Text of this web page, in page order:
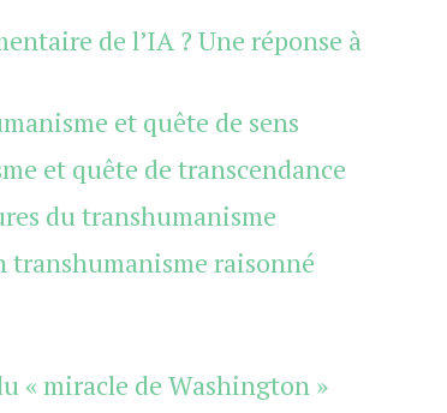
de l’IA ? Une réponse à
et quête de sens
et quête de transcendance
du transhumanisme
transhumanisme raisonné
« miracle de Washington »